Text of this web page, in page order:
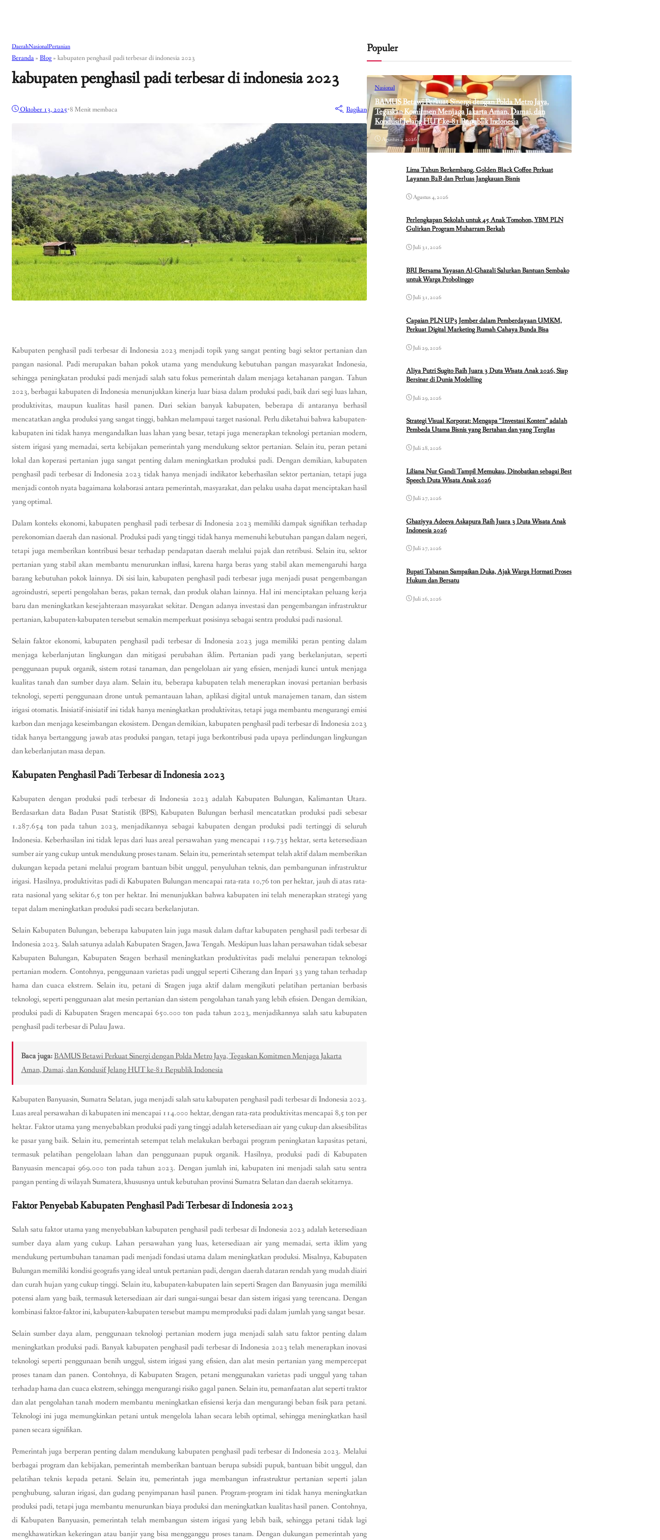
DaerahNasionalPertanian
Beranda » Blog » kabupaten penghasil padi terbesar di indonesia 2023
kabupaten penghasil padi terbesar di indonesia 2023
Oktober 13, 2025•8 Menit membaca Bagikan
Kabupaten penghasil padi terbesar di Indonesia 2023 menjadi topik yang sangat penting bagi sektor pertanian dan
pangan nasional. Padi merupakan bahan pokok utama yang mendukung kebutuhan pangan masyarakat Indonesia,
sehingga peningkatan produksi padi menjadi salah satu fokus pemerintah dalam menjaga ketahanan pangan. Tahun
2023, berbagai kabupaten di Indonesia menunjukkan kinerja luar biasa dalam produksi padi, baik dari segi luas lahan,
produktivitas, maupun kualitas hasil panen. Dari sekian banyak kabupaten, beberapa di antaranya berhasil
mencatatkan angka produksi yang sangat tinggi, bahkan melampaui target nasional. Perlu diketahui bahwa kabupaten-
kabupaten ini tidak hanya mengandalkan luas lahan yang besar, tetapi juga menerapkan teknologi pertanian modern,
sistem irigasi yang memadai, serta kebijakan pemerintah yang mendukung sektor pertanian. Selain itu, peran petani
lokal dan koperasi pertanian juga sangat penting dalam meningkatkan produksi padi. Dengan demikian, kabupaten
penghasil padi terbesar di Indonesia 2023 tidak hanya menjadi indikator keberhasilan sektor pertanian, tetapi juga
menjadi contoh nyata bagaimana kolaborasi antara pemerintah, masyarakat, dan pelaku usaha dapat menciptakan hasil
yang optimal.
Dalam konteks ekonomi, kabupaten penghasil padi terbesar di Indonesia 2023 memiliki dampak signifikan terhadap
perekonomian daerah dan nasional. Produksi padi yang tinggi tidak hanya memenuhi kebutuhan pangan dalam negeri,
tetapi juga memberikan kontribusi besar terhadap pendapatan daerah melalui pajak dan retribusi. Selain itu, sektor
pertanian yang stabil akan membantu menurunkan inflasi, karena harga beras yang stabil akan memengaruhi harga
barang kebutuhan pokok lainnya. Di sisi lain, kabupaten penghasil padi terbesar juga menjadi pusat pengembangan
agroindustri, seperti pengolahan beras, pakan ternak, dan produk olahan lainnya. Hal ini menciptakan peluang kerja
baru dan meningkatkan kesejahteraan masyarakat sekitar. Dengan adanya investasi dan pengembangan infrastruktur
pertanian, kabupaten-kabupaten tersebut semakin memperkuat posisinya sebagai sentra produksi padi nasional.
Selain faktor ekonomi, kabupaten penghasil padi terbesar di Indonesia 2023 juga memiliki peran penting dalam
menjaga keberlanjutan lingkungan dan mitigasi perubahan iklim. Pertanian padi yang berkelanjutan, seperti
penggunaan pupuk organik, sistem rotasi tanaman, dan pengelolaan air yang efisien, menjadi kunci untuk menjaga
kualitas tanah dan sumber daya alam. Selain itu, beberapa kabupaten telah menerapkan inovasi pertanian berbasis
teknologi, seperti penggunaan drone untuk pemantauan lahan, aplikasi digital untuk manajemen tanam, dan sistem
irigasi otomatis. Inisiatif-inisiatif ini tidak hanya meningkatkan produktivitas, tetapi juga membantu mengurangi emisi
karbon dan menjaga keseimbangan ekosistem. Dengan demikian, kabupaten penghasil padi terbesar di Indonesia 2023
tidak hanya bertanggung jawab atas produksi pangan, tetapi juga berkontribusi pada upaya perlindungan lingkungan
dan keberlanjutan masa depan.
Kabupaten Penghasil Padi Terbesar di Indonesia 2023
Kabupaten dengan produksi padi terbesar di Indonesia 2023 adalah Kabupaten Bulungan, Kalimantan Utara.
Berdasarkan data Badan Pusat Statistik (BPS), Kabupaten Bulungan berhasil mencatatkan produksi padi sebesar
1.287.654 ton pada tahun 2023, menjadikannya sebagai kabupaten dengan produksi padi tertinggi di seluruh
Indonesia. Keberhasilan ini tidak lepas dari luas areal persawahan yang mencapai 119.735 hektar, serta ketersediaan
sumber air yang cukup untuk mendukung proses tanam. Selain itu, pemerintah setempat telah aktif dalam memberikan
dukungan kepada petani melalui program bantuan bibit unggul, penyuluhan teknis, dan pembangunan infrastruktur
irigasi. Hasilnya, produktivitas padi di Kabupaten Bulungan mencapai rata-rata 10,76 ton per hektar, jauh di atas rata-
rata nasional yang sekitar 6,5 ton per hektar. Ini menunjukkan bahwa kabupaten ini telah menerapkan strategi yang
tepat dalam meningkatkan produksi padi secara berkelanjutan.
Selain Kabupaten Bulungan, beberapa kabupaten lain juga masuk dalam daftar kabupaten penghasil padi terbesar di
Indonesia 2023. Salah satunya adalah Kabupaten Sragen, Jawa Tengah. Meskipun luas lahan persawahan tidak sebesar
Kabupaten Bulungan, Kabupaten Sragen berhasil meningkatkan produktivitas padi melalui penerapan teknologi
pertanian modern. Contohnya, penggunaan varietas padi unggul seperti Ciherang dan Inpari 33 yang tahan terhadap
hama dan cuaca ekstrem. Selain itu, petani di Sragen juga aktif dalam mengikuti pelatihan pertanian berbasis
teknologi, seperti penggunaan alat mesin pertanian dan sistem pengolahan tanah yang lebih efisien. Dengan demikian,
produksi padi di Kabupaten Sragen mencapai 650.000 ton pada tahun 2023, menjadikannya salah satu kabupaten
penghasil padi terbesar di Pulau Jawa.
Baca juga:BAMUS Betawi Perkuat Sinergi dengan Polda Metro Jaya, Tegaskan Komitmen Menjaga Jakarta
Aman, Damai, dan Kondusif Jelang HUT ke-81 Republik Indonesia
Kabupaten Banyuasin, Sumatra Selatan, juga menjadi salah satu kabupaten penghasil padi terbesar di Indonesia 2023.
Luas areal persawahan di kabupaten ini mencapai 114.000 hektar, dengan rata-rata produktivitas mencapai 8,5 ton per
hektar. Faktor utama yang menyebabkan produksi padi yang tinggi adalah ketersediaan air yang cukup dan aksesibilitas
ke pasar yang baik. Selain itu, pemerintah setempat telah melakukan berbagai program peningkatan kapasitas petani,
termasuk pelatihan pengelolaan lahan dan penggunaan pupuk organik. Hasilnya, produksi padi di Kabupaten
Banyuasin mencapai 969.000 ton pada tahun 2023. Dengan jumlah ini, kabupaten ini menjadi salah satu sentra
pangan penting di wilayah Sumatera, khususnya untuk kebutuhan provinsi Sumatra Selatan dan daerah sekitarnya.
Faktor Penyebab Kabupaten Penghasil Padi Terbesar di Indonesia 2023
Salah satu faktor utama yang menyebabkan kabupaten penghasil padi terbesar di Indonesia 2023 adalah ketersediaan
sumber daya alam yang cukup. Lahan persawahan yang luas, ketersediaan air yang memadai, serta iklim yang
mendukung pertumbuhan tanaman padi menjadi fondasi utama dalam meningkatkan produksi. Misalnya, Kabupaten
Bulungan memiliki kondisi geografis yang ideal untuk pertanian padi, dengan daerah dataran rendah yang mudah diairi
dan curah hujan yang cukup tinggi. Selain itu, kabupaten-kabupaten lain seperti Sragen dan Banyuasin juga memiliki
potensi alam yang baik, termasuk ketersediaan air dari sungai-sungai besar dan sistem irigasi yang terencana. Dengan
kombinasi faktor-faktor ini, kabupaten-kabupaten tersebut mampu memproduksi padi dalam jumlah yang sangat besar.
Selain sumber daya alam, penggunaan teknologi pertanian modern juga menjadi salah satu faktor penting dalam
meningkatkan produksi padi. Banyak kabupaten penghasil padi terbesar di Indonesia 2023 telah menerapkan inovasi
teknologi seperti penggunaan benih unggul, sistem irigasi yang efisien, dan alat mesin pertanian yang mempercepat
proses tanam dan panen. Contohnya, di Kabupaten Sragen, petani menggunakan varietas padi unggul yang tahan
terhadap hama dan cuaca ekstrem, sehingga mengurangi risiko gagal panen. Selain itu, pemanfaatan alat seperti traktor
dan alat pengolahan tanah modern membantu meningkatkan efisiensi kerja dan mengurangi beban fisik para petani.
Teknologi ini juga memungkinkan petani untuk mengelola lahan secara lebih optimal, sehingga meningkatkan hasil
panen secara signifikan.
Pemerintah juga berperan penting dalam mendukung kabupaten penghasil padi terbesar di Indonesia 2023. Melalui
berbagai program dan kebijakan, pemerintah memberikan bantuan berupa subsidi pupuk, bantuan bibit unggul, dan
pelatihan teknis kepada petani. Selain itu, pemerintah juga membangun infrastruktur pertanian seperti jalan
penghubung, saluran irigasi, dan gudang penyimpanan hasil panen. Program-program ini tidak hanya meningkatkan
produksi padi, tetapi juga membantu menurunkan biaya produksi dan meningkatkan kualitas hasil panen. Contohnya,
di Kabupaten Banyuasin, pemerintah telah membangun sistem irigasi yang lebih baik, sehingga petani tidak lagi
mengkhawatirkan kekeringan atau banjir yang bisa mengganggu proses tanam. Dengan dukungan pemerintah yang
Populer
Nasional
BAMUS Betawi Perkuat Sinergi dengan Polda Metro Jaya,
Tegaskan Komitmen Menjaga Jakarta Aman, Damai, dan
Kondusif Jelang HUT ke-81 Republik Indonesia
Agustus 4, 2026
Lima Tahun Berkembang, Golden Black Coffee Perkuat
Layanan B2B dan Perluas Jangkauan Bisnis
Agustus 4, 2026
Perlengkapan Sekolah untuk 45 Anak Tomohon, YBM PLN
Gulirkan Program Muharram Berkah
Juli 31, 2026
BRI Bersama Yayasan Al-Ghazali Salurkan Bantuan Sembako
untuk Warga Probolinggo
Juli 31, 2026
Capaian PLN UP3 Jember dalam Pemberdayaan UMKM,
Perkuat Digital Marketing Rumah Cahaya Bunda Bisa
Juli 29, 2026
Aliya Putri Sugito Raih Juara 3 Duta Wisata Anak 2026, Siap
Bersinar di Dunia Modelling
Juli 29, 2026
Strategi Visual Korporat: Mengapa “Investasi Konten” adalah
Pembeda Utama Bisnis yang Bertahan dan yang Tergilas
Juli 28, 2026
Liliana Nur Gandi Tampil Memukau, Dinobatkan sebagai Best
Speech Duta Wisata Anak 2026
Juli 27, 2026
Ghaziyya Adeeva Askapura Raih Juara 3 Duta Wisata Anak
Indonesia 2026
Juli 27, 2026
Bupati Tabanan Sampaikan Duka, Ajak Warga Hormati Proses
Hukum dan Bersatu
Juli 26, 2026